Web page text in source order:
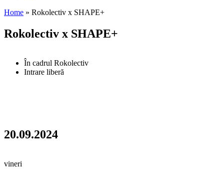
Home » Rokolectiv x SHAPE+
Rokolectiv x SHAPE+
În cadrul Rokolectiv
Intrare liberă
20.09.2024
vineri